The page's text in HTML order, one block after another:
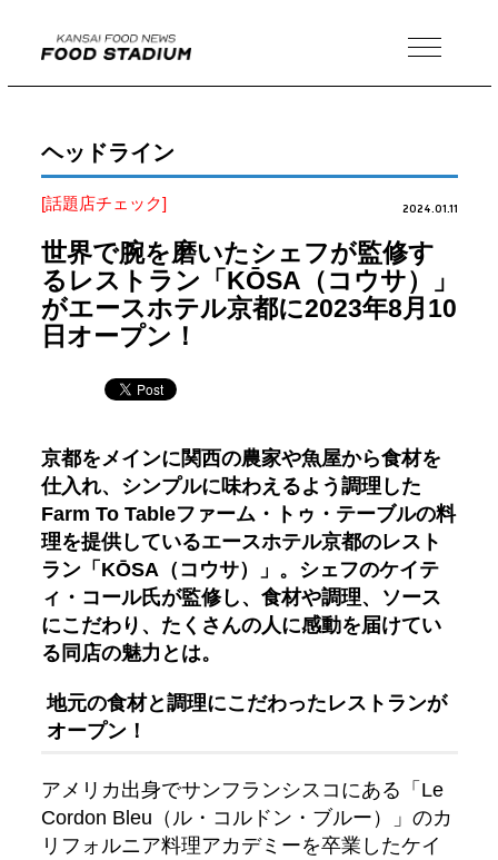
MENU
ヘッドライン
[話題店チェック] 2024.01.11
世界で腕を磨いたシェフが監修す
るレストラン「KŌSA（コウサ）」
がエースホテル京都に2023年8月10
日オープン！
京都をメインに関西の農家や魚屋から食材を
仕入れ、シンプルに味わえるよう調理した
Farm To Tableファーム・トゥ・テーブルの料
理を提供しているエースホテル京都のレスト
ラン「KŌSA（コウサ）」。シェフのケイテ
ィ・コール氏が監修し、食材や調理、ソース
にこだわり、たくさんの人に感動を届けてい
る同店の魅力とは。
地元の食材と調理にこだわったレストランが
オープン！
アメリカ出身でサンフランシスコにある「Le
Cordon Bleu（ル・コルドン・ブルー）」のカ
リフォルニア料理アカデミーを卒業したケイ